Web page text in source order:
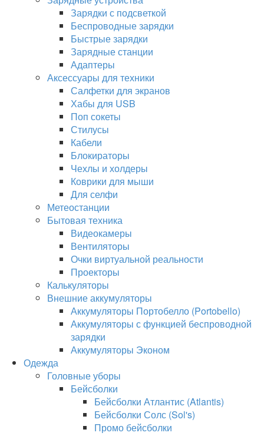
Зарядки с подсветкой
Беспроводные зарядки
Быстрые зарядки
Зарядные станции
Адаптеры
Аксессуары для техники
Салфетки для экранов
Хабы для USB
Поп сокеты
Стилусы
Кабели
Блокираторы
Чехлы и холдеры
Коврики для мыши
Для селфи
Метеостанции
Бытовая техника
Видеокамеры
Вентиляторы
Очки виртуальной реальности
Проекторы
Калькуляторы
Внешние аккумуляторы
Аккумуляторы Портобелло (Portobello)
Аккумуляторы с функцией беспроводной
зарядки
Аккумуляторы Эконом
Одежда
Головные уборы
Бейсболки
Бейсболки Атлантис (Atlantis)
Бейсболки Солс (Sol's)
Промо бейсболки